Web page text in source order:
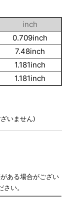
inch
0.709inch
7.48inch
1.181inch
1.181inch
いません)
ある場合がござい
い。